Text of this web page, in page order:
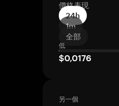
價格表現
24h
1m
全部
低
$0,0176
另一個